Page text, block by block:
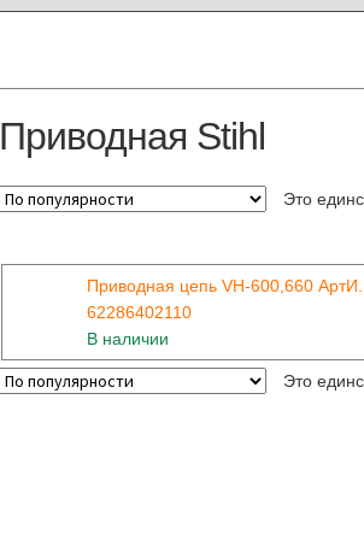
Приводная Stihl
Это
Приводная цепь VH-600,660 АртИ.
62286402110
В наличии
Это